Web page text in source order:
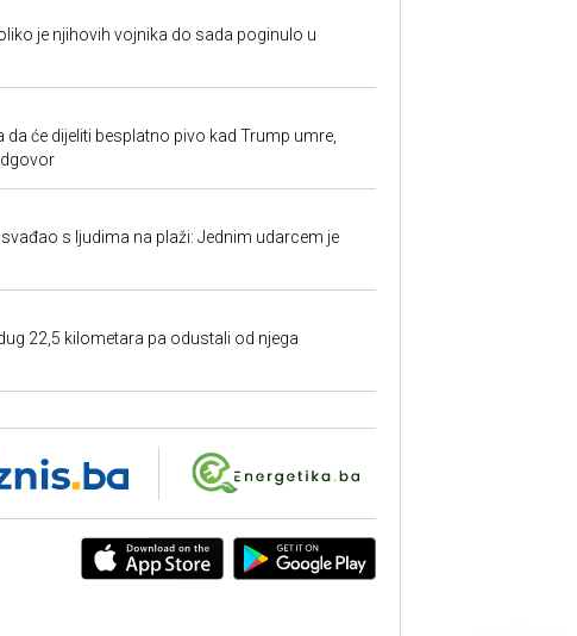
je njihovih vojnika do sada poginulo u
da će dijeliti besplatno pivo kad Trump umre,
s ljudima na plaži: Jednim udarcem je
22,5 kilometara pa odustali od njega